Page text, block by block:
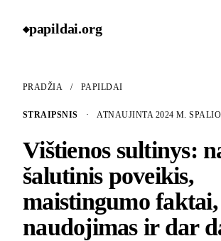
◆papildai.org
PRADŽIA / PAPILDAI
STRAIPSNIS · ATNAUJINTA 2024 M.
Vištienos sultinys:
šalutinis poveikis,
maistingumo faktai,
naudojimas ir dar